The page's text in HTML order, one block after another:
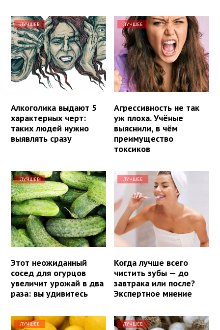
ЛУЧШЕЕ
Алкоголика выдают 5
характерных черт:
таких людей нужно
выявлять сразу
ЛУЧШЕЕ
Агрессивность не так
уж плоха. Учёные
выяснили, в чём
преимущество
токсиков
ЛУЧШЕЕ
Этот неожиданный
сосед для огурцов
увеличит урожай в два
раза: вы удивитесь
ЛУЧШЕЕ
Когда лучше всего
чистить зубы — до
завтрака или после?
Экспертное мнение
ЛУЧШЕЕ ЛУЧШЕЕ